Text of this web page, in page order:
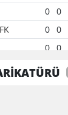
0 0
0 0
0 0
0